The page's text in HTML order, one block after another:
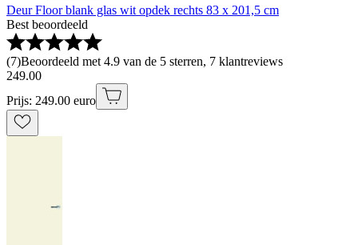
Deur Floor blank glas wit opdek rechts 83 x 201,5 cm
Best beoordeeld
(7)Beoordeeld met 4.9 van de 5 sterren, 7 klantreviews
249.00
Prijs: 249.00 euro